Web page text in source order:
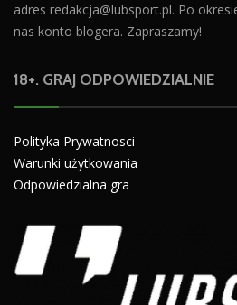
adres redakcja@lubsport.pl. Po
nas konto blogera. Zapraszamy!
18+. GRAJ ODPOWIEDZIALNIE
Polityka Prywatnosci
Warunki użytkowania
Odpowiedzialna gra